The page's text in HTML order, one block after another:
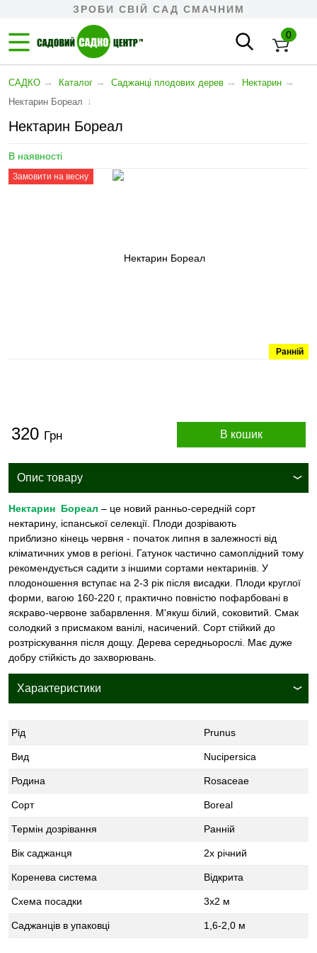
ЗРОБИ СВІЙ САД СМАЧНИМ
0
САДКО → Каталог → Cаджанці плодових дерев → Нектарин →
Нектарин Бореал ↓
Нектарин Бореал
В наявності
Замовити на весну
Ранній
320 Грн В кошик
Опис товару
Нектарин Бореал – це новий ранньо-середній сорт
нектарину, іспанської селекції. Плоди дозрівають
приблизно кінець червня - початок липня в залежності від
кліматичних умов в регіоні. Гатунок частично самоплідний тому
рекомендується садити з іншими сортами нектаринів. У
плодоношення вступає на 2-3 рік після висадки. Плоди круглої
форми, вагою 160-220 г, практично повністю пофарбовані в
яскраво-червоне забарвлення. М'якуш білий, соковитий. Смак
солодкий з присмаком ванілі, насичений. Сорт стійкий до
розтріскування після дощу. Дерева середньорослі. Має дуже
добру стійкість до захворювань.
Характеристики
Рід Prunus
Вид Nucipersica
Родина Rosaceae
Сорт Boreal
Термін дозрівання Ранній
Вік саджанця 2х річний
Коренева система Відкрита
Схема посадки 3х2 м
Саджанців в упаковці 1,6-2,0 м